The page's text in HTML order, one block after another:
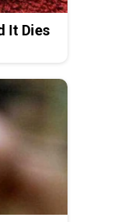
It Dies